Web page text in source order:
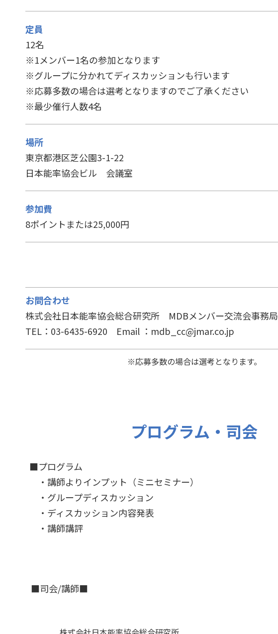
定員
12名
※1メンバー1名の参加となります
※グループに分かれてディスカッションも行います
※応募多数の場合は選考となりますのでご了承ください
※最少催行人数4名
場所
東京都港区芝公園3-1-22
日本能率協会ビル 会議室
参加費
8ポイントまたは25,000円
お問合わせ
株式会社日本能率協会総合研究所 MDBメンバー交流会事務局
TEL：03-6435-6920 Email ：mdb_cc@jmar.co.jp
※応募多数の場合は選考となります。
プログラム・司会
■プログラム
・講師よりインプット（ミニセミナー）
・グループディスカッション
・ディスカッション内容発表
・講師講評
■司会/講師■